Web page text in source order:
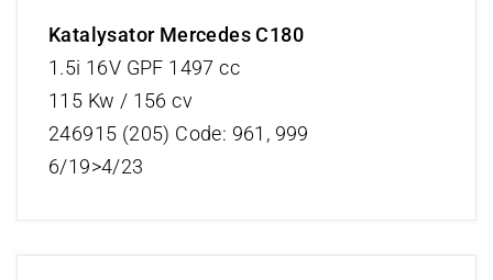
Katalysator Mercedes C180
1.5i 16V GPF 1497 cc
115 Kw / 156 cv
246915 (205) Code: 961, 999
6/19>4/23